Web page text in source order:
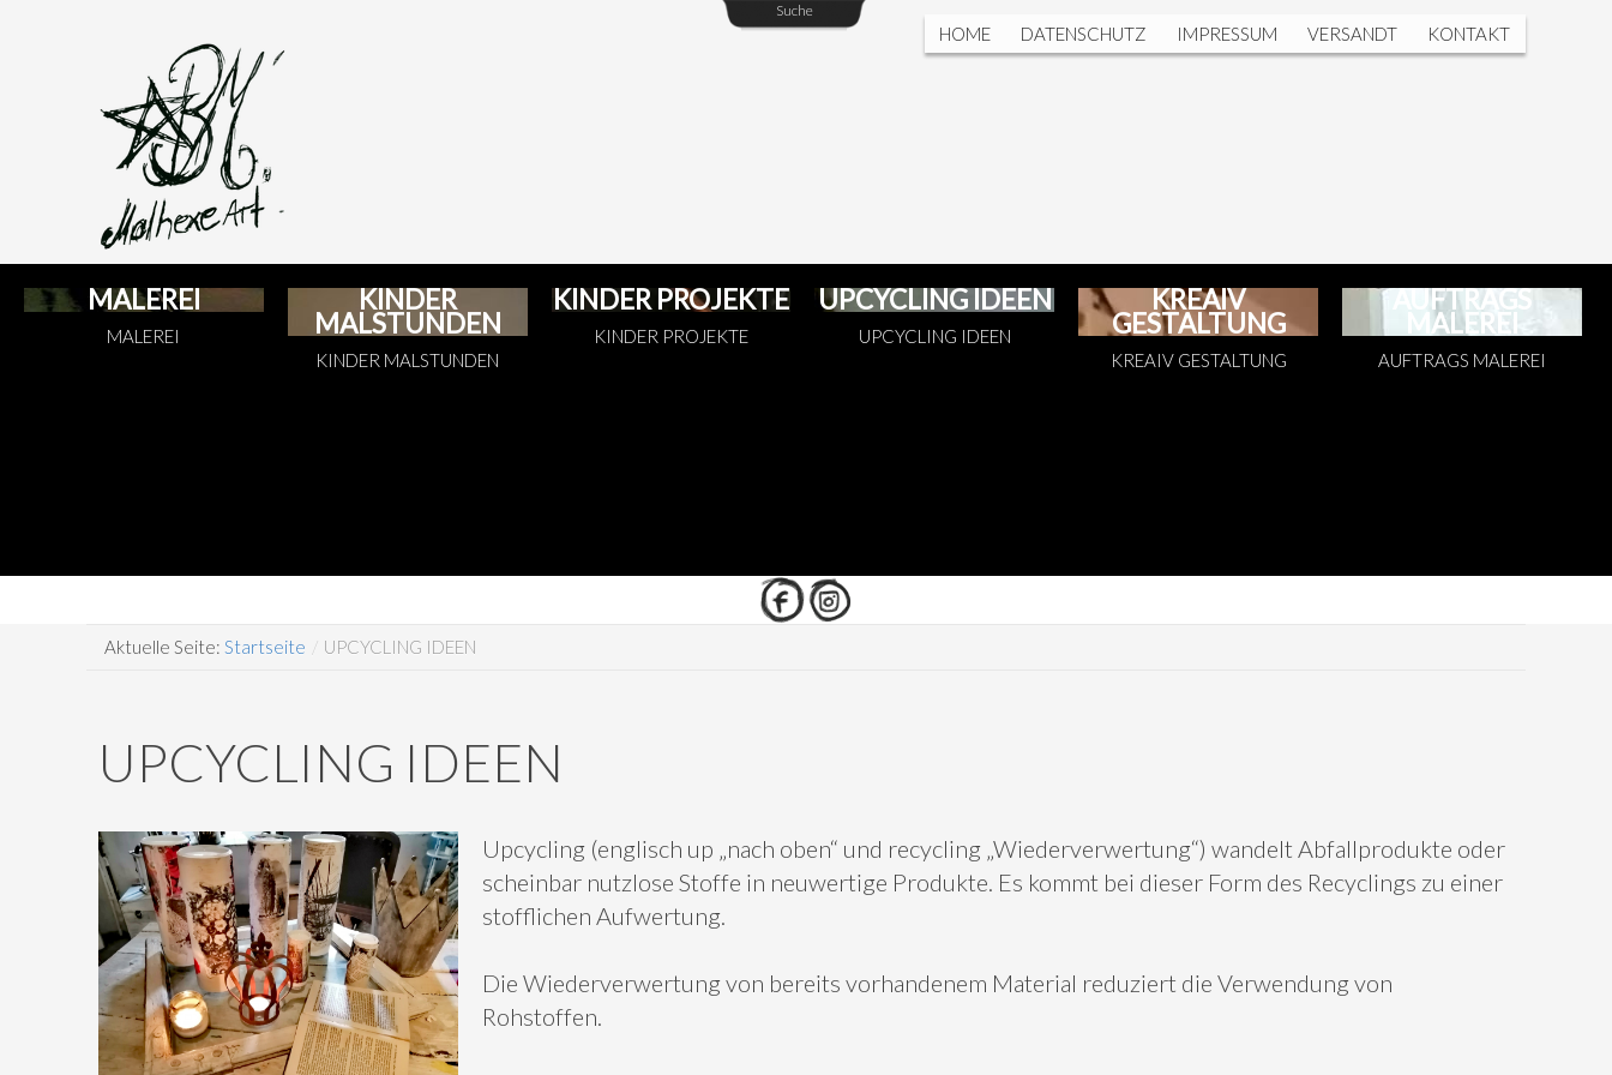
Suche
HOME DATENSCHUTZ IMPRESSUM VERSANDT KONTAKT
MALEREI
MALEREI
KINDER
MALSTUNDEN
KINDER MALSTUNDEN
KINDER PROJEKTE
KINDER PROJEKTE
UPCYCLING IDEEN
UPCYCLING IDEEN
KREAIV
GESTALTUNG
KREAIV GESTALTUNG
AUFTRAGS
MALEREI
AUFTRAGS MALEREI
Aktuelle Seite: Startseite / UPCYCLING IDEEN
UPCYCLING IDEEN
Upcycling (englisch up „nach oben“ und recycling „Wiederverwertung“) wandelt Abfallprodukte oder
scheinbar nutzlose Stoffe in neuwertige Produkte. Es kommt bei dieser Form des Recyclings zu einer
stofflichen Aufwertung.
Die Wiederverwertung von bereits vorhandenem Material reduziert die Verwendung von
Rohstoffen.